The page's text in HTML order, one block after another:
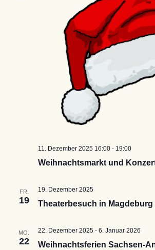
Weihnachtsmarkt und
11. Dezember 2025 16:00- 19:00
FR.
19 Theaterbesuch in Magdeburg
19. Dezember 2025
MO.
22 Weihnachtsferien Sachsen-
22. Dezember 2025- 6. Januar 2026